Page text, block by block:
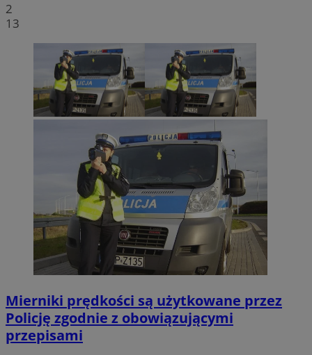
2
13
Mierniki prędkości są użytkowane przez
Policję zgodnie z obowiązującymi
przepisami